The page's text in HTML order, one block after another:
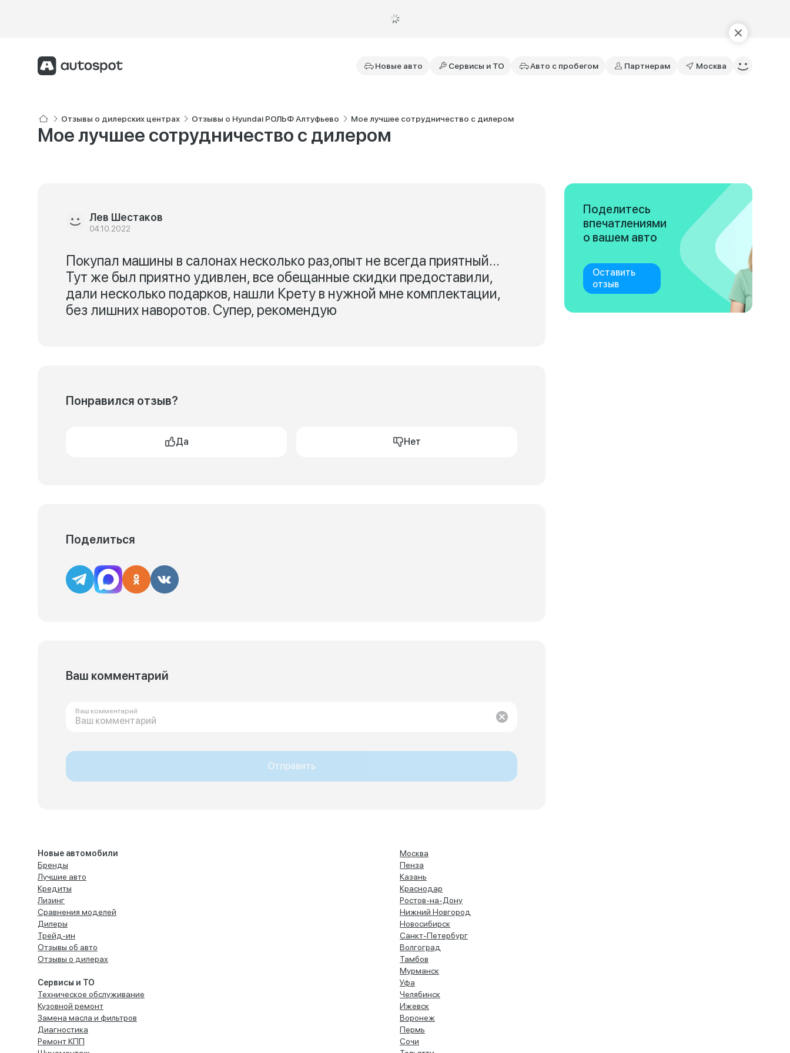
Новые авто Сервисы и ТО Авто с пробегом Партнерам Москва
Отзывы о дилерских центрах Отзывы о Hyundai РОЛЬФ Алтуфьево Мое лучшее сотрудничество с дилером
Мое лучшее сотрудничество с дилером
Лев Шестаков
04.10.2022
Покупал машины в салонах несколько раз,опыт не всегда приятный…
Тут же был приятно удивлен, все обещанные скидки предоставили,
дали несколько подарков, нашли Крету в нужной мне комплектации,
без лишних наворотов. Супер, рекомендую
Понравился отзыв?
Да Нет
Поделиться
Ваш комментарий
Ваш комментарий
Отправить
Поделитесь
впечатлениями
о вашем авто
Оставить
отзыв
Новые автомобили
Бренды
Лучшие авто
Кредиты
Лизинг
Сравнения моделей
Дилеры
Трейд-ин
Отзывы об авто
Отзывы о дилерах
Сервисы и ТО
Техническое обслуживание
Кузовной ремонт
Замена масла и фильтров
Диагностика
Ремонт КПП
Москва
Пенза
Казань
Краснодар
Ростов-на-Дону
Нижний Новгород
Новосибирск
Санкт-Петербург
Волгоград
Тамбов
Мурманск
Уфа
Челябинск
Ижевск
Воронеж
Пермь
Сочи